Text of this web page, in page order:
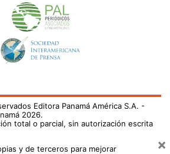
Editora Panamá América S.A. -
2026.
total o parcial, sin autorización escrita
y de terceros para mejorar
×